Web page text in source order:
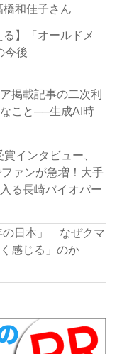
和佳子さん
る】「オールドメ
今後
掲載記事の二次利
こと──生成AI時
インタビュー、
ァンが急増！大手
る長崎バイオパー
の日本」 なぜクマ
感じる」のか